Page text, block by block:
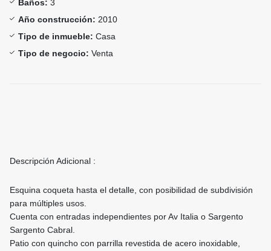
Baños: 3
Año construcción: 2010
Tipo de inmueble: Casa
Tipo de negocio: Venta
Descripción Adicional :
Esquina coqueta hasta el detalle, con posibilidad de subdivisión
para múltiples usos.
Cuenta con entradas independientes por Av Italia o Sargento
Sargento Cabral.
Patio con quincho con parrilla revestida de acero inoxidable,